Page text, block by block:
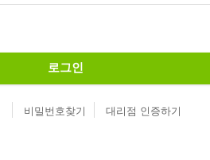
로그인
비밀번호찾기 대리점 인증하기